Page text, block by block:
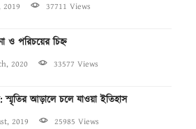
2019 37711 Views
ও পরিচয়ের চিহ্ন
2020 33577 Views
স্মৃতির আড়ালে চলে যাওয়া ইতিহাস
2019 25985 Views